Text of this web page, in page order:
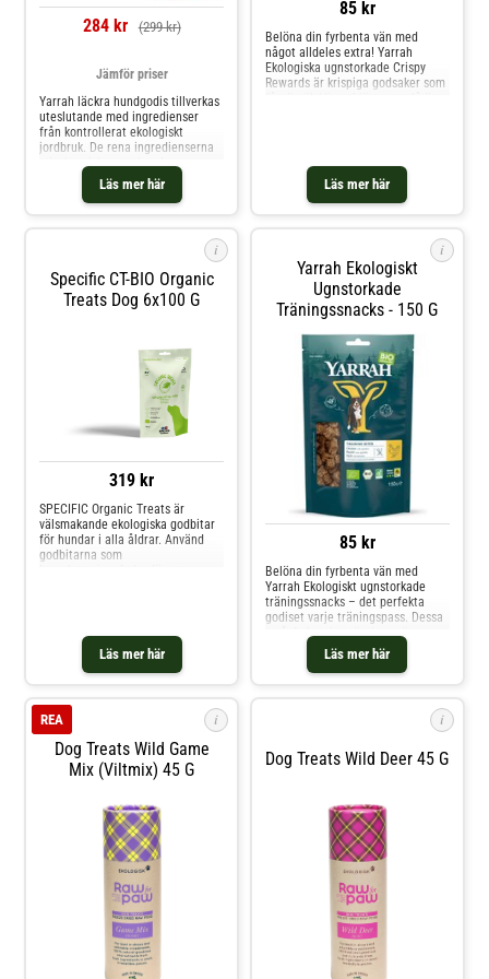
284 kr (299 kr)
Läs mer här
Jämför priser
Yarrah läckra hundgodis tillverkas
uteslutande med ingredienser
från kontrollerat ekologiskt
jordbruk. De rena ingredienserna
minskar risken att hunden
utvecklar livsmedelsallergier och
får matsmältningsproblem.
Överraska din hund med dessa
vegetariska hundkexen. Både är
85 kr
Läs mer här
Belöna din fyrbenta vän med
något alldeles extra! Yarrah
Ekologiska ugnstorkade Crispy
Rewards är krispiga godsaker som
smakupplevelse. Skonsamt
i
Specific CT-BIO Organic
Treats Dog 6x100 G
319 kr
Läs mer här
SPECIFIC Organic Treats är
välsmakande ekologiska godbitar
för hundar i alla åldrar. Använd
godbitarna som
för att undvika övervikt.
i
Yarrah Ekologiskt
Ugnstorkade
Träningssnacks - 150 G
85 kr
Läs mer här
Belöna din fyrbenta vän med
Yarrah Ekologiskt ugnstorkade
träningssnacks – det perfekta
godiset varje träningspass. Dessa
särskilt utvecklade för effektiv
och medveten hundträning. Tack
vare deras idealiska storlek kan de
i
Dog Treats Wild Game
Mix (Viltmix) 45 G
REA i
Dog Treats Wild Deer 45 G